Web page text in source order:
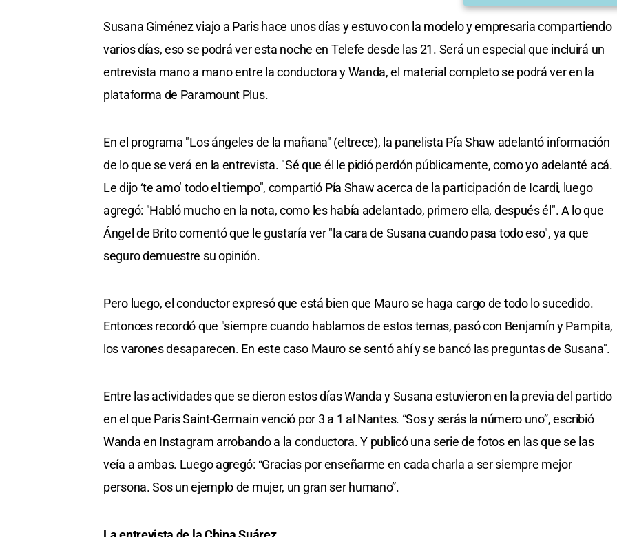
Susana Giménez viajo a Paris hace unos días y estuvo con la modelo y empresaria compartiendo
varios días, eso se podrá ver esta noche en Telefe desde las 21. Será un especial que incluirá un
entrevista mano a mano entre la conductora y Wanda, el material completo se podrá ver en la
plataforma de Paramount Plus.
En el programa "Los ángeles de la mañana" (eltrece), la panelista Pía Shaw adelantó información
de lo que se verá en la entrevista. "Sé que él le pidió perdón públicamente, como yo adelanté acá.
Le dijo ‘te amo’ todo el tiempo", compartió Pía Shaw acerca de la participación de Icardi, luego
agregó: "Habló mucho en la nota, como les había adelantado, primero ella, después él". A lo que
Ángel de Brito comentó que le gustaría ver "la cara de Susana cuando pasa todo eso", ya que
seguro demuestre su opinión.
Pero luego, el conductor expresó que está bien que Mauro se haga cargo de todo lo sucedido.
Entonces recordó que "siempre cuando hablamos de estos temas, pasó con Benjamín y Pampita,
los varones desaparecen. En este caso Mauro se sentó ahí y se bancó las preguntas de Susana".
Entre las actividades que se dieron estos días Wanda y Susana estuvieron en la previa del partido
en el que Paris Saint-Germain venció por 3 a 1 al Nantes. “Sos y serás la número uno”, escribió
Wanda en Instagram arrobando a la conductora. Y publicó una serie de fotos en las que se las
veía a ambas. Luego agregó: “Gracias por enseñarme en cada charla a ser siempre mejor
persona. Sos un ejemplo de mujer, un gran ser humano”.